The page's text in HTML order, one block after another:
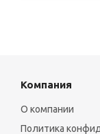
Компания
О компании
Политика